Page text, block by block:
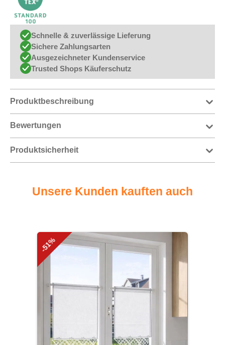
Schnelle & zuverlässige Lieferung
Sichere Zahlungsarten
Ausgezeichneter Kundenservice
Trusted Shops Käuferschutz
Produktbeschreibung
Bewertungen
Produktsicherheit
Unsere Kunden kauften auch
Produktgalerie überspringen
-51%